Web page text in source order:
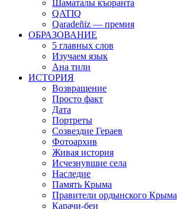
Шаматалы къоранта
QATIQ
Qaradeñiz — премия
ОБРАЗОВАНИЕ
5 главных слов
Изучаем язык
Ана тили
ИСТОРИЯ
Возвращение
Просто факт
Дата
Портреты
Созвездие Гераев
Фотоархив
Живая история
Исчезнувшие села
Наследие
Память Крыма
Правители ордынского Крыма
Карачи-беи